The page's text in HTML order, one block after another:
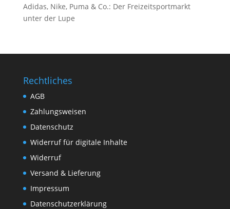
Adidas, Nike, Puma & Co.: Der Freizeitsportmarkt
unter der Lupe
Rechtliches
AGB
Zahlungsweisen
Datenschutz
Widerruf für digitale Inhalte
Widerruf
Versand & Lieferung
Impressum
Datenschutzerklärung